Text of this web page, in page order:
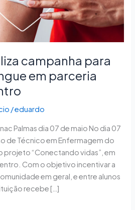
campanha para
em parceria
/eduardo
Palmas dia 07 de maio No dia 07
de Técnico em Enfermagem do
projeto “Conectando vidas”, em
Com o objetivo incentivar a
em geral, e entre alunos
recebe […]